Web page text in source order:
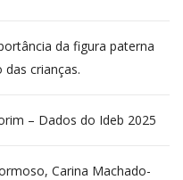
da figura paterna
crianças.
– Dados do Ideb 2025
Carina Machado-